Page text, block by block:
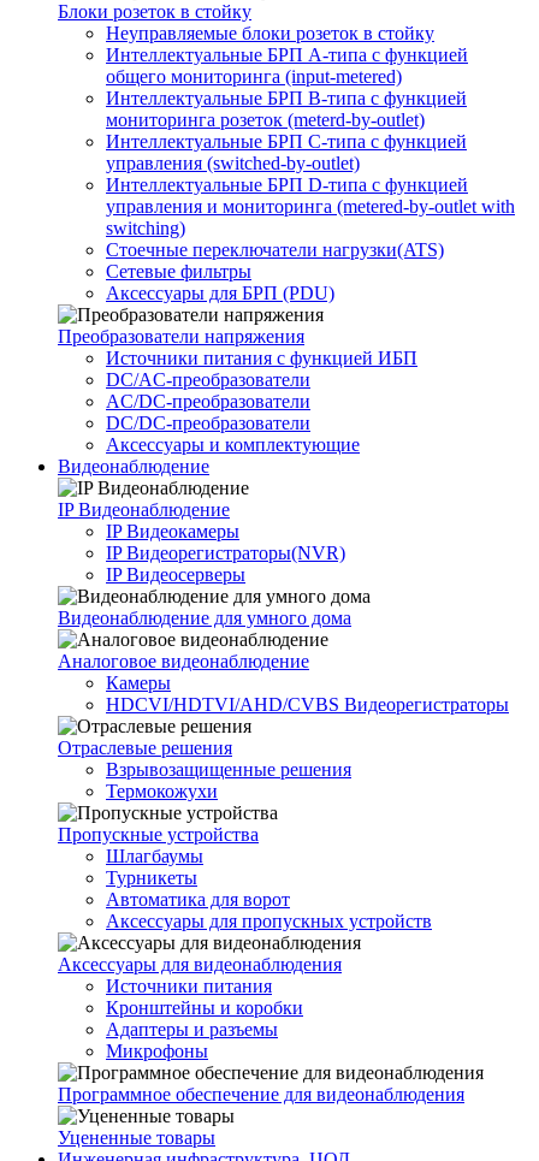
Блоки розеток в стойку
Неуправляемые блоки розеток в стойку
Интеллектуальные БРП А-типа с функцией
общего мониторинга (input-metered)
Интеллектуальные БРП B-типа с функцией
мониторинга розеток (meterd-by-outlet)
Интеллектуальные БРП C-типа с функцией
управления (switched-by-outlet)
Интеллектуальные БРП D-типа с функцией
управления и мониторинга (metered-by-outlet with
switching)
Стоечные переключатели нагрузки(ATS)
Сетевые фильтры
Аксессуары для БРП (PDU)
Преобразователи напряжения
Источники питания c функцией ИБП
DC/AC-преобразователи
AC/DC-преобразователи
DC/DC-преобразователи
Аксессуары и комплектующие
Видеонаблюдение
IP Видеонаблюдение
IP Видеокамеры
IP Видеорегистраторы(NVR)
IP Видеосерверы
Видеонаблюдение для умного дома
Аналоговое видеонаблюдение
Камеры
HDCVI/HDTVI/AHD/CVBS Видеорегистраторы
Отраслевые решения
Взрывозащищенные решения
Термокожухи
Пропускные устройства
Шлагбаумы
Турникеты
Автоматика для ворот
Аксессуары для пропускных устройств
Аксессуары для видеонаблюдения
Источники питания
Кронштейны и коробки
Адаптеры и разъемы
Микрофоны
Программное обеспечение для видеонаблюдения
Уцененные товары